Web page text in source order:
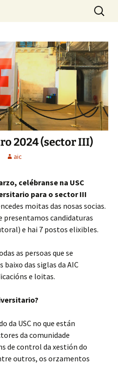
Buscar:
2024 (sector III)
aic
celébranse na USC
para o sector III
moitas das nosas socias.
presentamos candidaturas
e hai 7 postos elixibles.
as persoas que se
das siglas da AIC
e loitas.
da USC no que están
da comunidade
de control da xestión do
outros, os orzamentos